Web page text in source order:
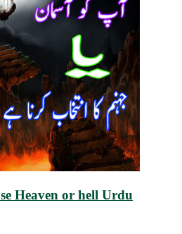
Heaven or hell Urdu